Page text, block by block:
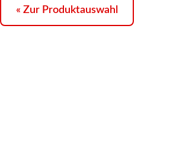
« Zur Produktauswahl